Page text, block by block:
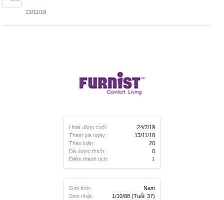
Hoạt động cuối:
24/2/19
Tham gia ngày:
13/11/18
Thảo luận:
20
Đã được thích:
0
Điểm thành tích:
1
Giới tính:
Nam
Sinh nhật:
1/10/88 (Tuổi: 37)
13/11/18